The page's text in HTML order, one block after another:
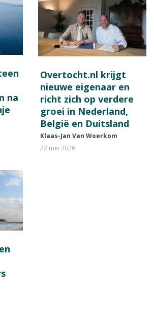
na
Overtocht.nl krijgt
nieuwe eigenaar en
richt zich op verdere
groei in Nederland,
België en Duitsland
Klaas-Jan Van Woerkom
22 mei 2026